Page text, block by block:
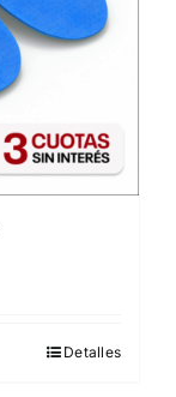
Detalles